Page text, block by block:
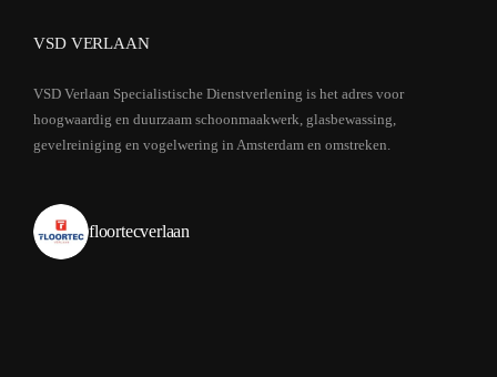
VSD VERLAAN
VSD Verlaan Specialistische Dienstverlening is het adres voor
hoogwaardig en duurzaam schoonmaakwerk, glasbewassing,
gevelreiniging en vogelwering in Amsterdam en omstreken.
floortecverlaan